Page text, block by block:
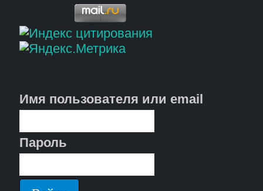
Имя пользователя или email
Пароль